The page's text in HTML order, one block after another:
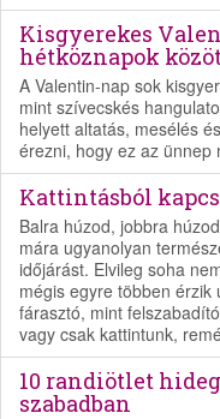
Kisgyerekes
hétköznapok
A Valentin-nap sok
mint szívecskés
helyett altatás, mesélés
érezni, hogy ez az ünnep
Kattintásból
Balra húzod, jobbra
mára ugyanolyan
időjárást. Elvileg soha
mégis egyre többen
fárasztó, mint
vagy csak kattintunk,
10 randiötlet
szabadban